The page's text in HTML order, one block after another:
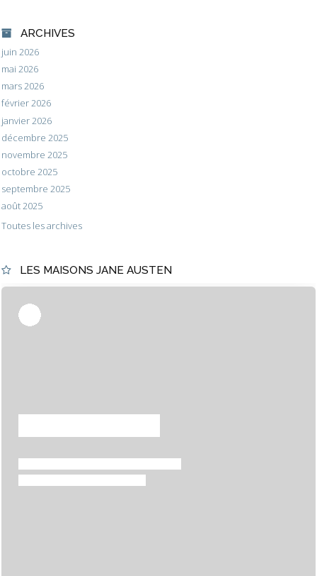
ARCHIVES
juin 2026
mai 2026
mars 2026
février 2026
janvier 2026
décembre 2025
novembre 2025
octobre 2025
septembre 2025
août 2025
Toutes les archives
LES MAISONS JANE AUSTEN